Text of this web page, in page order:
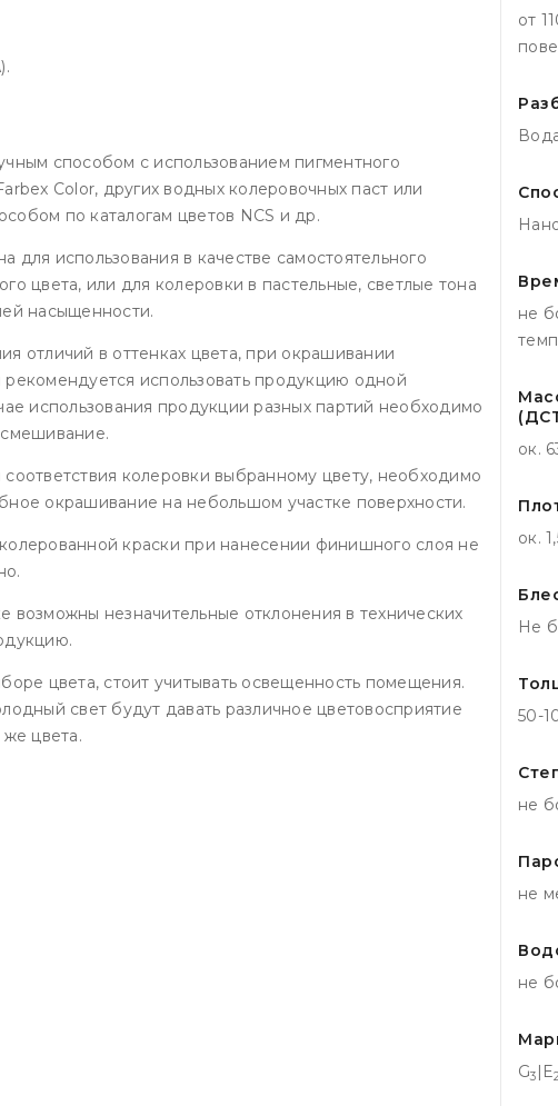
способом с использованием пигментного
Color, других водных колеровочных паст или
по каталогам цветов NCS и др.
для использования в качестве самостоятельного
цвета, или для колеровки в пастельные, светлые тона
насыщенности.
отличий в оттенках цвета, при окрашивании
рекомендуется использовать продукцию одной
использования продукции разных партий необходимо
колеровки выбранному цвету, необходимо
окрашивание на небольшом участке поверхности.
краски при нанесении финишного слоя не
возможны незначительные отклонения в технических
цвета, стоит учитывать освещенность помещения.
свет будут давать различное цветовосприятие
же цвета.
от
не
ок.
ок.
Не
50-
не
не
не
G3 |E2